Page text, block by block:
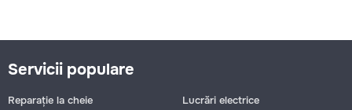
Servicii populare
Reparație la cheie
Lucrări electrice